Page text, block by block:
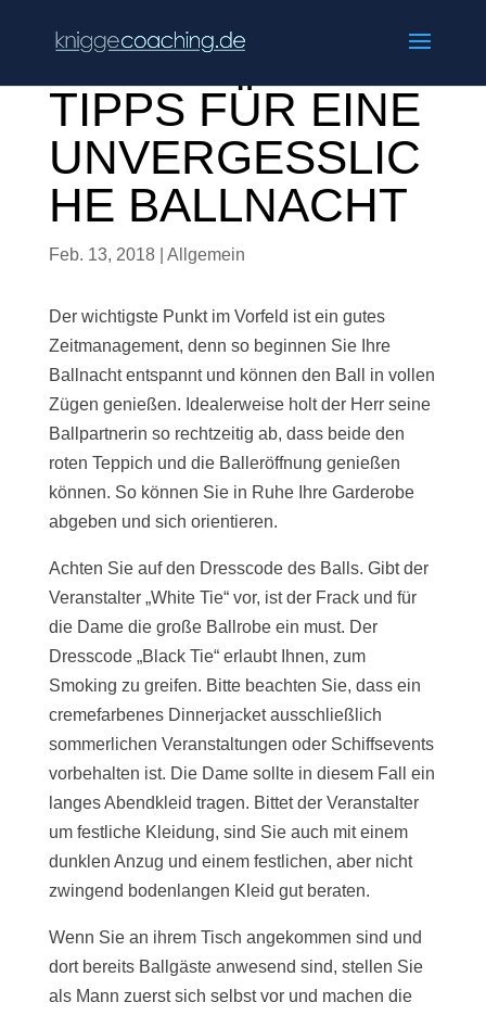
TIPPS FÜR EINE
UNVERGESSLIC
HE BALLNACHT
Feb. 13, 2018| Allgemein
Der wichtigste Punkt im Vorfeld ist ein gutes
Zeitmanagement, denn so beginnen Sie Ihre
Ballnacht entspannt und können den Ball in vollen
Zügen genießen. Idealerweise holt der Herr seine
Ballpartnerin so rechtzeitig ab, dass beide den
roten Teppich und die Balleröffnung genießen
können. So können Sie in Ruhe Ihre Garderobe
abgeben und sich orientieren.
Achten Sie auf den Dresscode des Balls. Gibt der
Veranstalter „White Tie“ vor, ist der Frack und für
die Dame die große Ballrobe ein must. Der
Dresscode „Black Tie“ erlaubt Ihnen, zum
Smoking zu greifen. Bitte beachten Sie, dass ein
cremefarbenes Dinnerjacket ausschließlich
sommerlichen Veranstaltungen oder Schiffsevents
vorbehalten ist. Die Dame sollte in diesem Fall ein
langes Abendkleid tragen. Bittet der Veranstalter
um festliche Kleidung, sind Sie auch mit einem
dunklen Anzug und einem festlichen, aber nicht
zwingend bodenlangen Kleid gut beraten.
Wenn Sie an ihrem Tisch angekommen sind und
dort bereits Ballgäste anwesend sind, stellen Sie
als Mann zuerst sich selbst vor und machen die